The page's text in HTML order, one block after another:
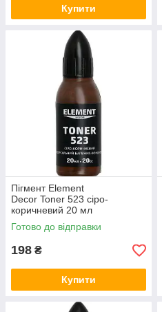
Купити
Пігмент Element
Decor Toner 523 сіро-
коричневий 20 мл
Готово до відправки
198 ₴
Купити